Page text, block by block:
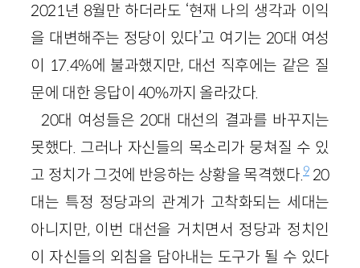
2021년 8월만 하더라도 ‘현재 나의 생각과 이익
을 대변해주는 정당이 있다’고 여기는 20대 여성
이 17.4%에 불과했지만, 대선 직후에는 같은 질
문에 대한 응답이 40%까지 올라갔다.
20대 여성들은 20대 대선의 결과를 바꾸지는
못했다. 그러나 자신들의 목소리가 뭉쳐질 수 있
고 정치가 그것에 반응하는 상황을 목격했다.920
대는 특정 정당과의 관계가 고착화되는 세대는
아니지만, 이번 대선을 거치면서 정당과 정치인
이 자신들의 외침을 담아내는 도구가 될 수 있다